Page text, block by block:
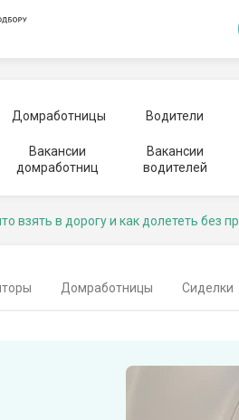
Домработницы Водители
Вакансии
домработниц
Вакансии
водителей
взять в дорогу и как долететь без
Домработницы Сиделки